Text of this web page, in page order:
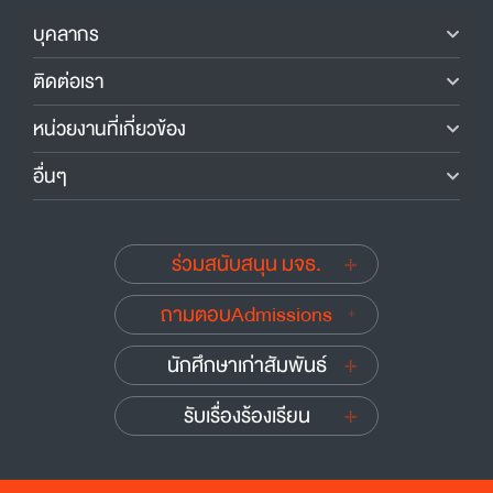
บุคลากร
ติดต่อเรา
หน่วยงานที่เกี่ยวข้อง
อื่นๆ
ร่วมสนับสนุน มจธ.
ถามตอบAdmissions
นักศึกษาเก่าสัมพันธ์
รับเรื่องร้องเรียน